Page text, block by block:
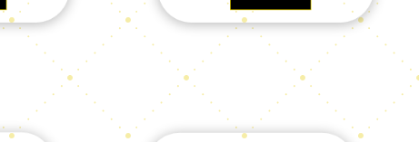
Ver Todos